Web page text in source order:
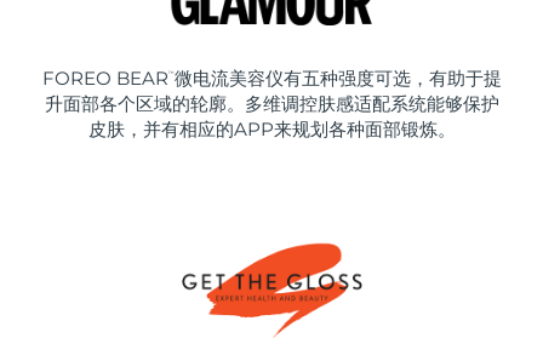
FOREO BEAR ™ 微电流美容仪有五种强度可选，有助于提
升面部各个区域的轮廓。多维调控肤感适配系统能够保护
皮肤，并有相应的APP来规划各种面部锻炼。